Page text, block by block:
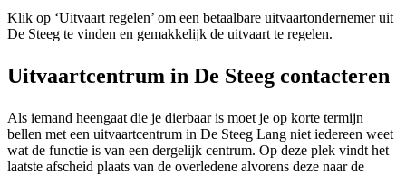
Klik op ‘Uitvaart regelen’ om een betaalbare uitvaartondernemer uit
De Steeg te vinden en gemakkelijk de uitvaart te regelen.
Uitvaartcentrum in De Steeg contacteren
Als iemand heengaat die je dierbaar is moet je op korte termijn
bellen met een uitvaartcentrum in De Steeg Lang niet iedereen weet
wat de functie is van een dergelijk centrum. Op deze plek vindt het
laatste afscheid plaats van de overledene alvorens deze naar de